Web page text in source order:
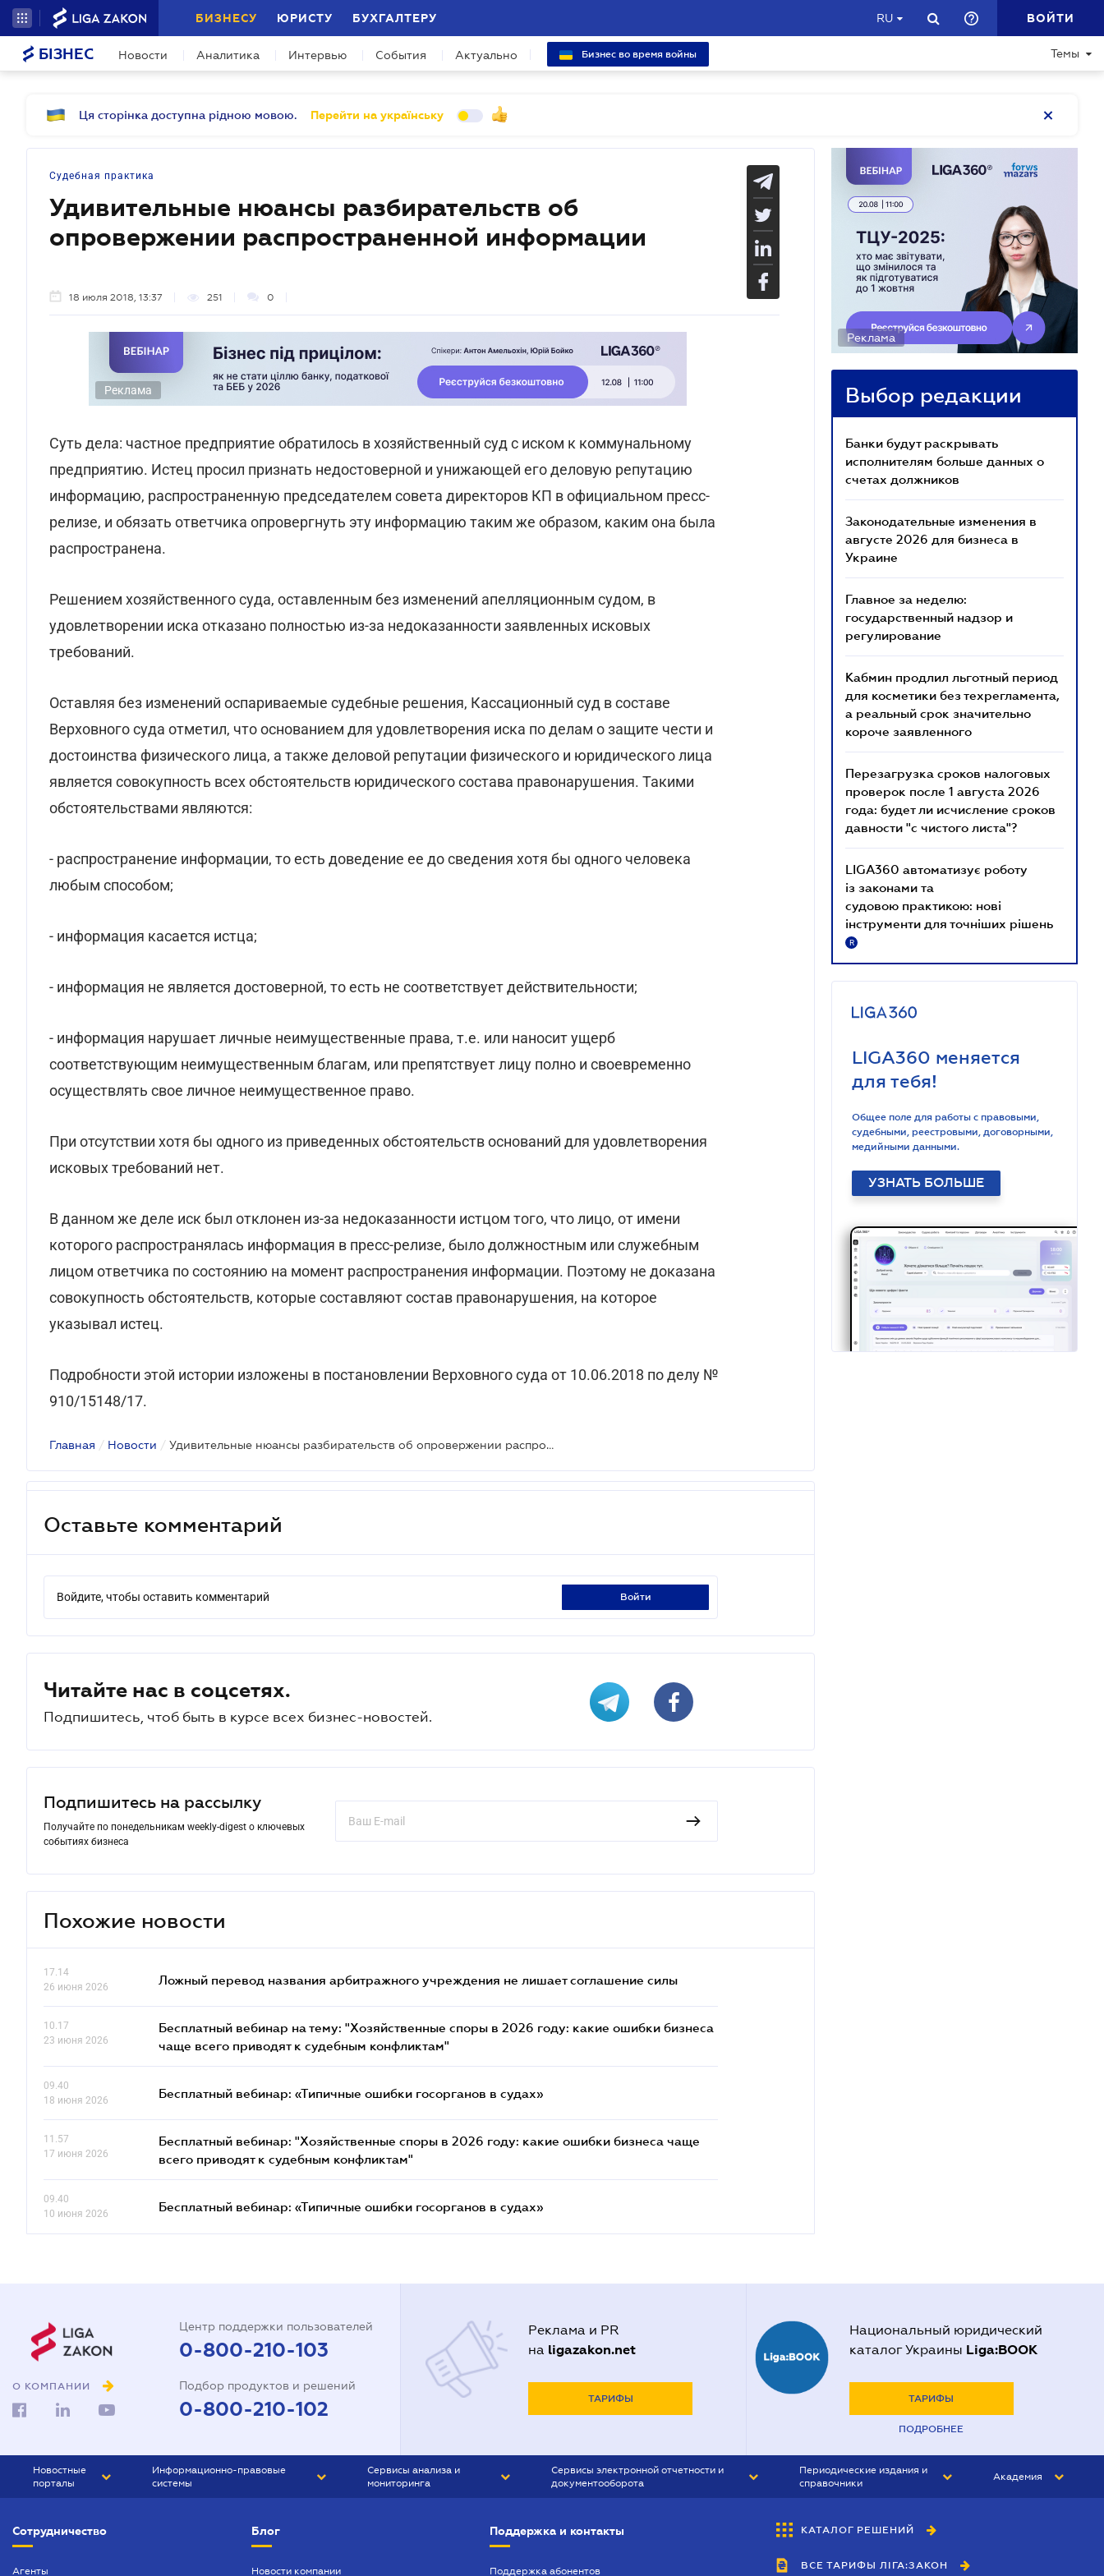
БИЗНЕСУ ЮРИСТУ БУХГАЛТЕРУ RU ВОЙТИ
БІЗНЕС Новости Аналитика Интервью События Актуально Бизнес во время войны Темы
Ця сторінка доступна рідною мовою. Перейти на українську
Судебная практика
Удивительные нюансы разбирательств об
опровержении распространенной информации
18 июля 2018, 13:37 251 0
Реклама
Суть дела: частное предприятие обратилось в хозяйственный суд с иском к коммунальному
предприятию. Истец просил признать недостоверной и унижающей его деловую репутацию
информацию, распространенную председателем совета директоров КП в официальном пресс-
релизе, и обязать ответчика опровергнуть эту информацию таким же образом, каким она была
распространена.
Решением хозяйственного суда, оставленным без изменений апелляционным судом, в
удовлетворении иска отказано полностью из-за недоказанности заявленных исковых
требований.
Оставляя без изменений оспариваемые судебные решения, Кассационный суд в составе
Верховного суда отметил, что основанием для удовлетворения иска по делам о защите чести и
достоинства физического лица, а также деловой репутации физического и юридического лица
является совокупность всех обстоятельств юридического состава правонарушения. Такими
обстоятельствами являются:
- распространение информации, то есть доведение ее до сведения хотя бы одного человека
любым способом;
- информация касается истца;
- информация не является достоверной, то есть не соответствует действительности;
- информация нарушает личные неимущественные права, т.е. или наносит ущерб
соответствующим неимущественным благам, или препятствует лицу полно и своевременно
осуществлять свое личное неимущественное право.
При отсутствии хотя бы одного из приведенных обстоятельств оснований для удовлетворения
исковых требований нет.
В данном же деле иск был отклонен из-за недоказанности истцом того, что лицо, от имени
которого распространялась информация в пресс-релизе, было должностным или служебным
лицом ответчика по состоянию на момент распространения информации. Поэтому не доказана
совокупность обстоятельств, которые составляют состав правонарушения, на которое
указывал истец.
Подробности этой истории изложены в постановлении Верховного суда от 10.06.2018 по делу №
910/15148/17.
Главная / Новости / Удивительные нюансы разбирательств об опровержении распространенной информации
Оставьте комментарий
Войдите, чтобы оставить комментарий войти
Читайте нас в соцсетях.
Подпишитесь, чтоб быть в курсе всех бизнес-новостей.
Подпишитесь на рассылку
Получайте по понедельникам weekly-digest о ключевых
событиях бизнеса
Похожие новости
17.14
26 июня 2026
Ложный перевод названия арбитражного учреждения не лишает соглашение силы
10.17
23 июня 2026
Бесплатный вебинар на тему: "Хозяйственные споры в 2026 году: какие ошибки бизнеса
чаще всего приводят к судебным конфликтам"
09.40
18 июня 2026
Бесплатный вебинар: «Типичные ошибки госорганов в судах»
11.57
17 июня 2026
Бесплатный вебинар: "Хозяйственные споры в 2026 году: какие ошибки бизнеса чаще
всего приводят к судебным конфликтам"
09.40
10 июня 2026
Бесплатный вебинар: «Типичные ошибки госорганов в судах»
Реклама
Выбор редакции
Банки будут раскрывать
исполнителям больше данных о
счетах должников
Законодательные изменения в
августе 2026 для бизнеса в
Украине
Главное за неделю:
государственный надзор и
регулирование
Кабмин продлил льготный период
для косметики без техрегламента,
а реальный срок значительно
короче заявленного
Перезагрузка сроков налоговых
проверок после 1 августа 2026
года: будет ли исчисление сроков
давности "с чистого листа"?
LIGA360 автоматизує роботу
із законами та
судовою практикою: нові
інструменти для точніших рішень
R
LIGA360 меняется
для тебя!
Общее поле для работы с правовыми,
судебными, реестровыми, договорными,
медийными данными.
УЗНАТЬ БОЛЬШЕ
О КОМПАНИИ
Центр поддержки пользователей
0-800-210-103
Подбор продуктов и решений
0-800-210-102
Реклама и PR
на ligazakon.net
ТАРИФЫ
Национальный юридический
каталог Украины Liga:BOOK
ТАРИФЫ
ПОДРОБНЕЕ
Новостные
порталы
БИЗНЕС
Информационно-правовые
системы
Сервисы анализа и
мониторинга
Сервисы электронной отчетности и
документооборота
Периодические издания и
справочники
БУХГАЛТЕР&ЗАКОН
ВЕСТНИК МСФО
Академия
Сотрудничество
Агенты
Блог
Новости компании
Поддержка и контакты
Поддержка абонентов
КАТАЛОГ РЕШЕНИЙ
ВСЕ ТАРИФЫ ЛІГА:ЗАКОН